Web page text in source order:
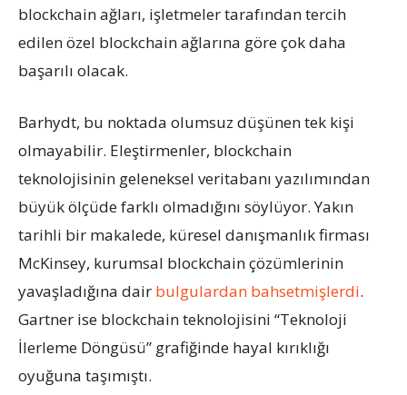
blockchain ağları, işletmeler tarafından tercih
edilen özel blockchain ağlarına göre çok daha
başarılı olacak.
Barhydt, bu noktada olumsuz düşünen tek kişi
olmayabilir. Eleştirmenler, blockchain
teknolojisinin geleneksel veritabanı yazılımından
büyük ölçüde farklı olmadığını söylüyor. Yakın
tarihli bir makalede, küresel danışmanlık firması
McKinsey, kurumsal blockchain çözümlerinin
yavaşladığına dair bulgulardan bahsetmişlerdi.
Gartner ise blockchain teknolojisini “Teknoloji
İlerleme Döngüsü” grafiğinde hayal kırıklığı
oyuğuna taşımıştı.